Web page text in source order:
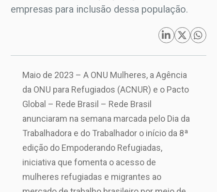
empresas para inclusão dessa população.
Maio de 2023 – A ONU Mulheres, a Agência
da ONU para Refugiados (ACNUR) e o Pacto
Global – Rede Brasil – Rede Brasil
anunciaram na semana marcada pelo Dia da
Trabalhadora e do Trabalhador o início da 8ª
edição do Empoderando Refugiadas,
iniciativa que fomenta o acesso de
mulheres refugiadas e migrantes ao